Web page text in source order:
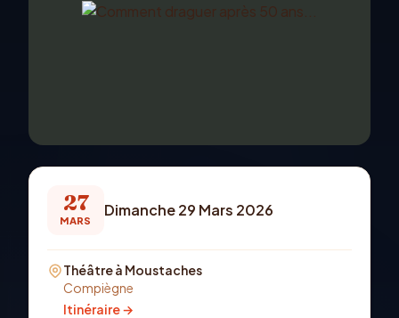
27
MARS
Dimanche 29 Mars 2026
Théâtre à Moustaches
Compiègne
Itinéraire →